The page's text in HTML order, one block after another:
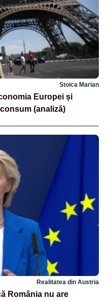
Stoica Marian
Europei și
(analiză)
Realitatea din Austria
România nu are